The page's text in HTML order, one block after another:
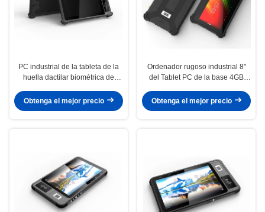
PC industrial de la tableta de la
huella dactilar biométrica de
sólidamente prenda impermeable
Obtenga el mejor precio
Ordenador rugoso industrial 8"
del Tablet PC de la base 4GB
del RJ45 RS232
Obtenga el mejor precio